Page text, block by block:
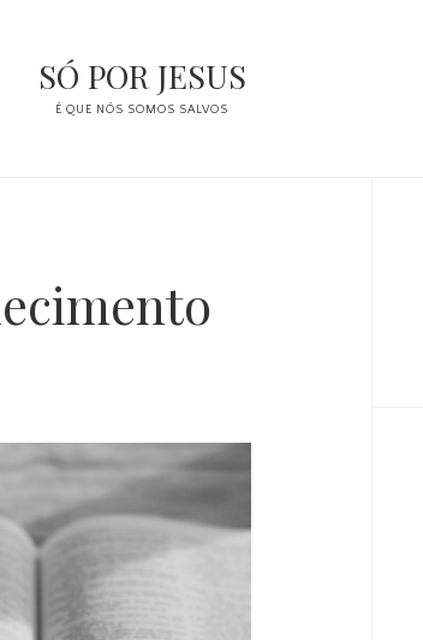
SÓ POR JESUS
É QUE NÓS SOMOS SALVOS